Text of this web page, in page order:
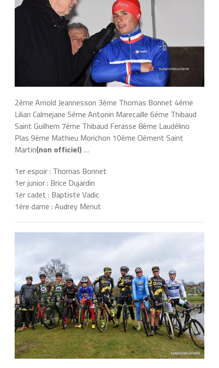
2éme Arnold Jeannesson 3éme Thomas Bonnet 4éme
Lilian Calmejane 5éme Antonin Marecaille 6éme Thibaud
Saint Guilhem 7éme Thibaud Ferasse 8éme Laudélino
Plas 9éme Mathieu Morichon 10éme Clément Saint
Martin(non officiel) …
1er espoir : Thomas Bonnet
1er junior : Brice Dujardin
1er cadet : Baptiste Vadic
1ére dame : Audrey Menut